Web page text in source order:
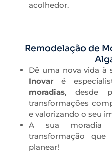
acolhedor.
Remodelação de
Dê uma nova vida à
Inovar é
moradias, desde
transformações
e valorizando o seu
A sua
transformação
planear!